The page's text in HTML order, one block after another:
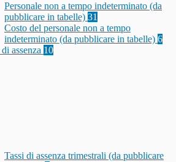
Personale non a tempo indeterminato (da
pubblicare in tabelle) 31
Costo del personale non a tempo
indeterminato (da pubblicare in tabelle) 6
assenza 10
Tassi di assenza trimestrali (da pubblicare